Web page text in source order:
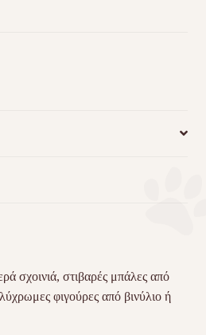
σχοινιά, στιβαρές μπάλες από
φιγούρες από βινύλιο ή